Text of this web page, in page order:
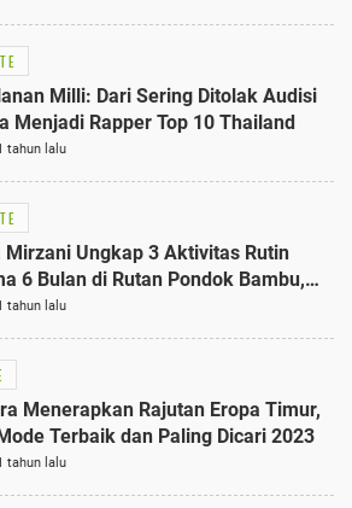
Milli: Dari Sering Ditolak Audisi
Menjadi Rapper Top 10 Thailand
tahun lalu
Mirzani Ungkap 3 Aktivitas Rutin
6 Bulan di Rutan Pondok Bambu,
tahun lalu
Menerapkan Rajutan Eropa Timur,
Terbaik dan Paling Dicari 2023
tahun lalu